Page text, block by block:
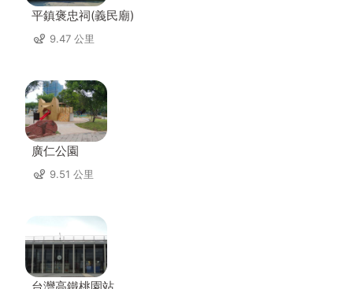
平鎮褒忠祠(義民廟)
9.47 公里
廣仁公園
9.51 公里